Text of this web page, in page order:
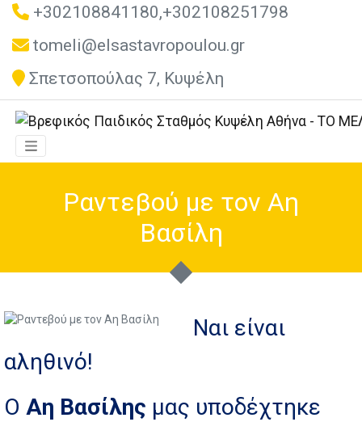
+302108841180,+302108251798
tomeli@elsastavropoulou.gr
Σπετσοπούλας 7, Κυψέλη
Ραντεβού με τον Αη
Βασίλη
Ναι είναι
αληθινό!
Ο Αη Βασίλης μας υποδέχτηκε